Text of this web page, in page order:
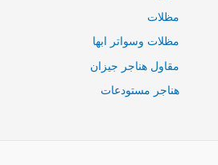
مظلات
مظلات وسواتر ابها
مقاول هناجر جيزان
هناجر مستودعات